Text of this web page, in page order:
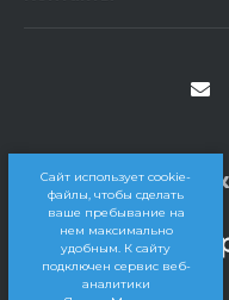
Сайт использует cookie-
файлы, чтобы сделать
ваше пребывание на
нем максимально
удобным. К cайту
подключен сервис веб-
аналитики